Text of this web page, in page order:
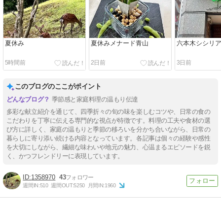
夏休み
5時間前
夏休みメナード青山
2日前
六本木シシリア
3日前
このブログのここがポイント
季節感と家庭料理の温もり伝達
多彩な献立紹介を通じて、四季折々の旬の味を楽しむコツや、日常の食の
こだわりを丁寧に伝える専門的な視点が特徴です。料理の工夫や食材の選
び方に詳しく、家庭の温もりと季節の移ろいを分かち合いながら、日常の
暮らしに寄り添い続ける内容となっています。各記事は個々の経験や感性
を大切にしながら、繊細な味わいや地元の魅力、心温まるエピソードを鋭
く、かつフレンドリーに表現しています。
1358970 43
週間IN:510 週間OUT:5250 月間IN:1960